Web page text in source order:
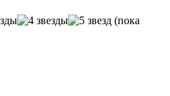
(пока